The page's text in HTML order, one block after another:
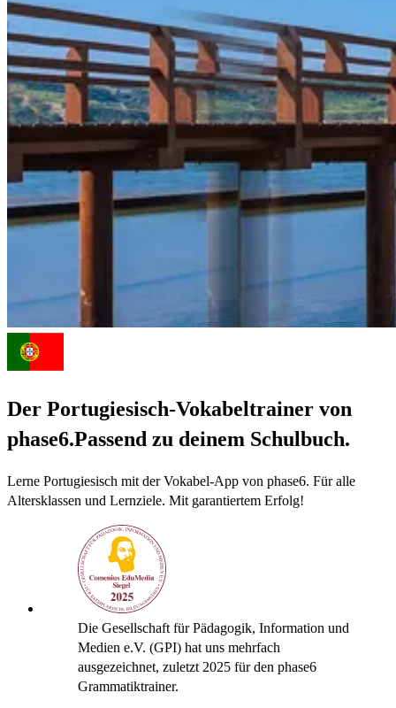
Der Portugiesisch-Vokabeltrainer von
phase6.Passend zu deinem Schulbuch.
Lerne Portugiesisch mit der Vokabel-App von phase6. Für alle
Altersklassen und Lernziele. Mit garantiertem Erfolg!
Die Gesellschaft für Pädagogik, Information und
Medien e.V. (GPI) hat uns mehrfach
ausgezeichnet, zuletzt 2025 für den phase6
Grammatiktrainer.